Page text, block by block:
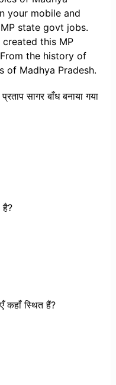
your mobile and
state govt jobs.
this MP
the history of
of Madhya Pradesh.
सागर बाँध बनाया गया
है?
कहाँ स्थित हैं?